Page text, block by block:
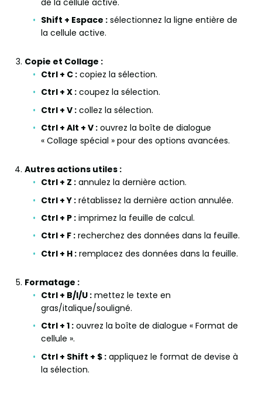
Shift + Espace : sélectionnez la ligne entière de
la cellule active.
Copie et Collage :
Ctrl + C : copiez la sélection.
Ctrl + X : coupez la sélection.
Ctrl + V : collez la sélection.
Ctrl + Alt + V : ouvrez la boîte de dialogue
« Collage spécial » pour des options avancées.
Autres actions utiles :
Ctrl + Z : annulez la dernière action.
Ctrl + Y : rétablissez la dernière action annulée.
Ctrl + P : imprimez la feuille de calcul.
Ctrl + F : recherchez des données dans la feuille.
Ctrl + H : remplacez des données dans la feuille.
Formatage :
Ctrl + B/I/U : mettez le texte en
gras/italique/souligné.
Ctrl + 1 : ouvrez la boîte de dialogue « Format de
cellule ».
Ctrl + Shift + $ : appliquez le format de devise à
la sélection.